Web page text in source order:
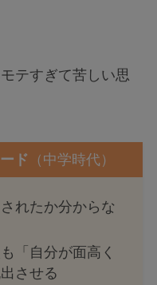
テすぎて苦しい思
ド （中学時代）
れたか分からな
「自分が面高く
させる